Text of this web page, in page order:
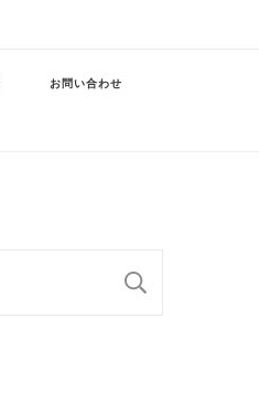
お問い合わせ